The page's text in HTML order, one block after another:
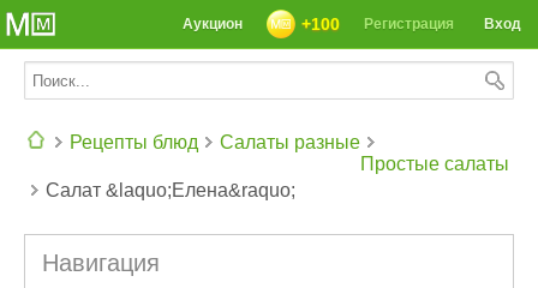
СЕГОДНЯ: 39142 РЕЦЕПТА
Вход
Регистрация
+100
Аукцион
Рецепты блюд
Салаты разные
Простые салаты
Салат &laquo;Елена&raquo;
Навигация